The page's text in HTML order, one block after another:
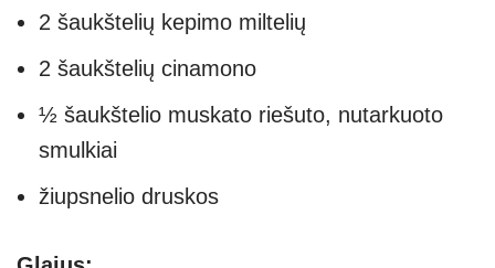
2 šaukštelių kepimo miltelių
2 šaukštelių cinamono
½ šaukštelio muskato riešuto, nutarkuoto
smulkiai
žiupsnelio druskos